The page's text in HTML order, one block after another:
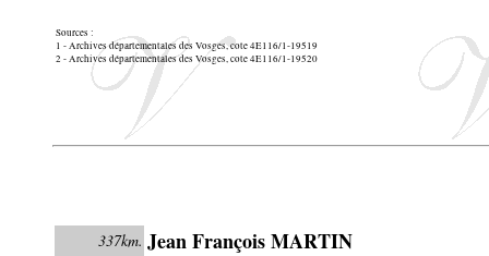
Sources :
1 - Archives départementales des Vosges, cote 4E116/1-19519
2 - Archives départementales des Vosges, cote 4E116/1-19520
337km. Jean François MARTIN